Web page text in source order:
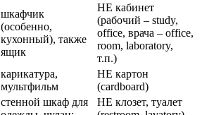
шкафчик
(особенно,
кухонный), также
ящик
НЕ кабинет
(рабочий – study,
office, врача – office,
room, laboratory,
т.п.)
карикатура,
мультфильм
НЕ картон
(cardboard)
стенной шкаф для
НЕ клозет, туалет